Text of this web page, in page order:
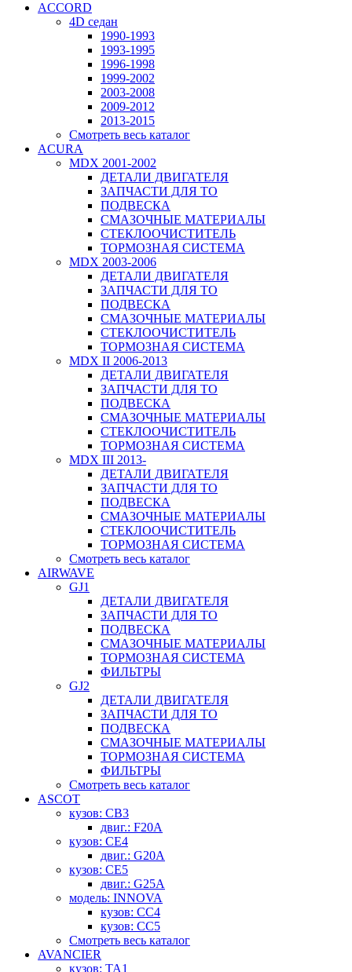
ACCORD
4D седан
1990-1993
1993-1995
1996-1998
1999-2002
2003-2008
2009-2012
2013-2015
Смотреть весь каталог
ACURA
MDX 2001-2002
ДЕТАЛИ ДВИГАТЕЛЯ
ЗАПЧАСТИ ДЛЯ ТО
ПОДВЕСКА
СМАЗОЧНЫЕ МАТЕРИАЛЫ
СТЕКЛООЧИСТИТЕЛЬ
ТОРМОЗНАЯ СИСТЕМА
MDX 2003-2006
ДЕТАЛИ ДВИГАТЕЛЯ
ЗАПЧАСТИ ДЛЯ ТО
ПОДВЕСКА
СМАЗОЧНЫЕ МАТЕРИАЛЫ
СТЕКЛООЧИСТИТЕЛЬ
ТОРМОЗНАЯ СИСТЕМА
MDX II 2006-2013
ДЕТАЛИ ДВИГАТЕЛЯ
ЗАПЧАСТИ ДЛЯ ТО
ПОДВЕСКА
СМАЗОЧНЫЕ МАТЕРИАЛЫ
СТЕКЛООЧИСТИТЕЛЬ
ТОРМОЗНАЯ СИСТЕМА
MDX III 2013-
ДЕТАЛИ ДВИГАТЕЛЯ
ЗАПЧАСТИ ДЛЯ ТО
ПОДВЕСКА
СМАЗОЧНЫЕ МАТЕРИАЛЫ
СТЕКЛООЧИСТИТЕЛЬ
ТОРМОЗНАЯ СИСТЕМА
Смотреть весь каталог
AIRWAVE
GJ1
ДЕТАЛИ ДВИГАТЕЛЯ
ЗАПЧАСТИ ДЛЯ ТО
ПОДВЕСКА
СМАЗОЧНЫЕ МАТЕРИАЛЫ
ТОРМОЗНАЯ СИСТЕМА
ФИЛЬТРЫ
GJ2
ДЕТАЛИ ДВИГАТЕЛЯ
ЗАПЧАСТИ ДЛЯ ТО
ПОДВЕСКА
СМАЗОЧНЫЕ МАТЕРИАЛЫ
ТОРМОЗНАЯ СИСТЕМА
ФИЛЬТРЫ
Смотреть весь каталог
ASCOT
кузов: CB3
двиг.: F20A
кузов: CE4
двиг.: G20A
кузов: CE5
двиг.: G25A
модель: INNOVA
кузов: CC4
кузов: CC5
Смотреть весь каталог
AVANCIER
кузов: TA1